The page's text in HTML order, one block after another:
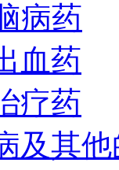
病药
血药
疗药
及其